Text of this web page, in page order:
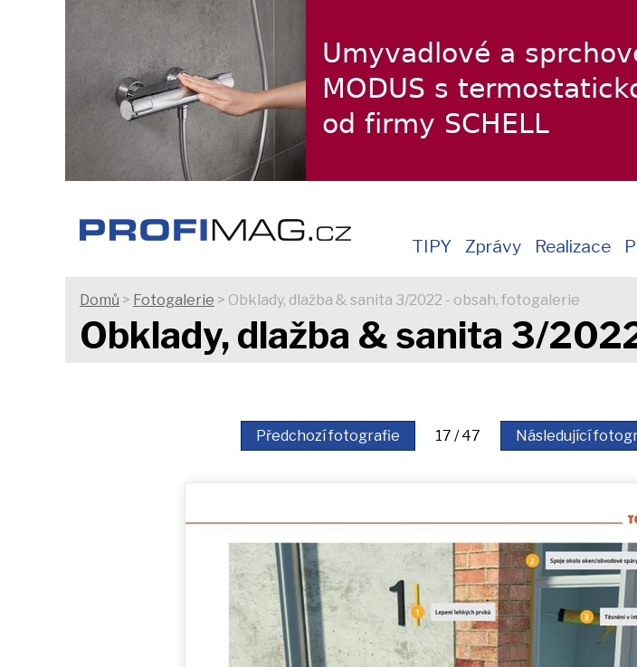
TIPY Zprávy Realizace
Domů > Fotogalerie > Obklady, dlažba & sanita 3/2022 - obsah, fotogalerie
Obklady, dlažba & sanita 3/
Předchozí fotografie 17 / 47 Následující